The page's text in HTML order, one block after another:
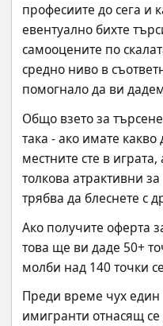
професиите до сега и
евентуално бихте
самооцените по
средно ниво в
помогнало да ви
Общо взето за
така - ако имате
местните сте в
толкова атрактивни
трябва да блеснете с
Ако получите оферта
това ще ви даде 50+
молби над 140 точки
Преди време чух един
имигранти отнасящ